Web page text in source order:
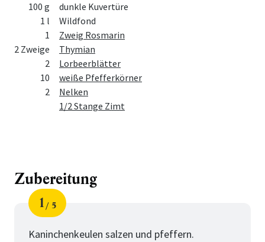
100 g
dunkle Kuvertüre
1 l
Wildfond
1
Zweig Rosmarin
2 Zweige
Thymian
2
Lorbeerblätter
10
weiße Pfefferkörner
2
Nelken
1/2 Stange Zimt
Zubereitung
Schritt
1
von
5
Kaninchenkeulen salzen und pfeffern.